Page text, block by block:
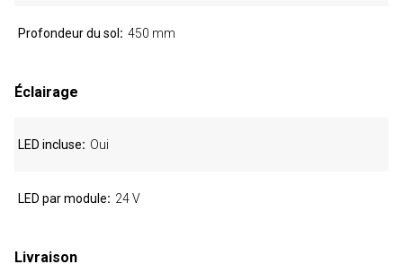
Profondeur du sol 450 mm
Éclairage
LED incluse Oui
LED par module 24 V
Livraison